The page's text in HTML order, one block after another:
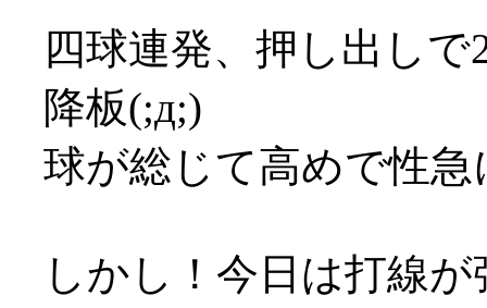
四球連発、押し出し
降板(;д;)
球が総じて高めで性
しかし！今日は打線